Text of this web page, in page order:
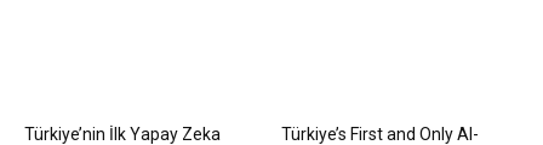
Türkiye’nin İlk Yapay Zeka
Türkiye’s First and Only AI-